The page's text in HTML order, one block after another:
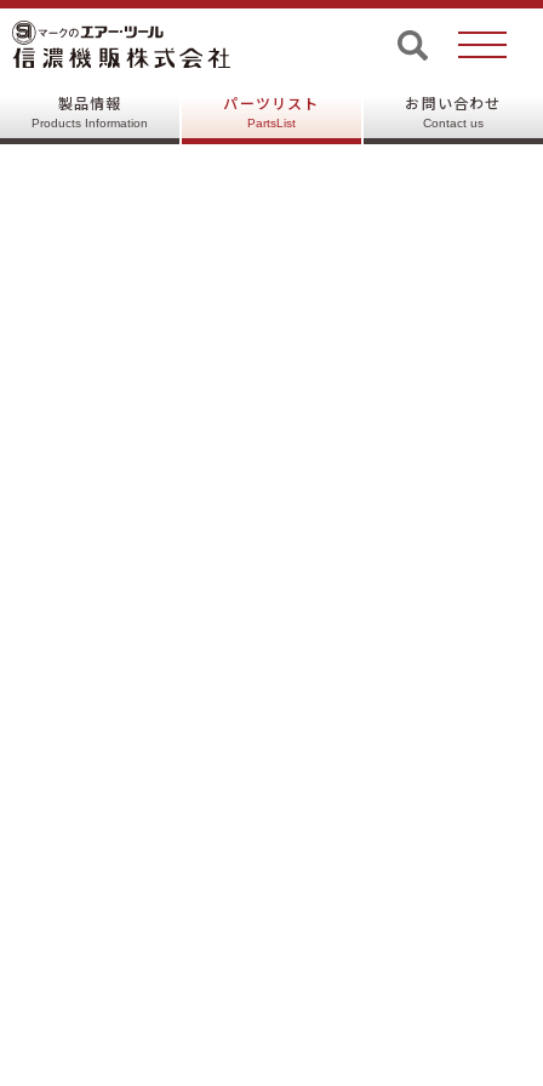
製品情報
Products Information
パーツリスト
PartsList
お問い合わせ
Contact us
©SHINANO INC, All rights reserved.